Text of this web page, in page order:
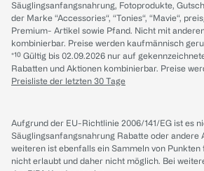
Säuglingsanfangsnahrung, Fotoprodukte,
der Marke “Accessories“, “Tonies“, “Mavie“,
Premium- Artikel sowie Pfand. Nicht mit
kombinierbar. Preise werden kaufmännisch
*¹⁰ Gültig bis 02.09.2026 nur auf
Rabatten und Aktionen kombinierbar. Preise
Preisliste der letzten 30 Tage
Aufgrund der EU-Richtlinie 2006/141/EG ist es
Säuglingsanfangsnahrung Rabatte oder andere
weiteren ist ebenfalls ein Sammeln von
nicht erlaubt und daher nicht möglich. Bei